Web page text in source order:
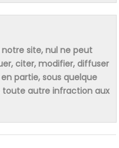
site, nul ne peut
citer, modifier, diffuser
partie, sous quelque
autre infraction aux